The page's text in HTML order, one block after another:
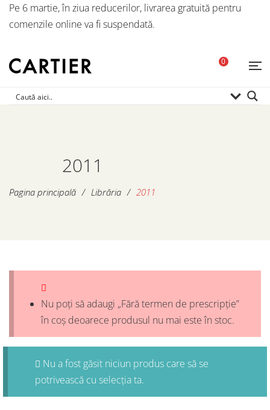
Pe 6 martie, în ziua reducerilor, livrarea gratuită pentru
comenzile online va fi suspendată.
0
2011
Pagina principală / Librăria / 2011
Nu poți să adaugi „Fără termen de prescripție”
în coș deoarece produsul nu mai este în stoc.
Nu a fost găsit niciun produs care să se
potrivească cu selecția ta.